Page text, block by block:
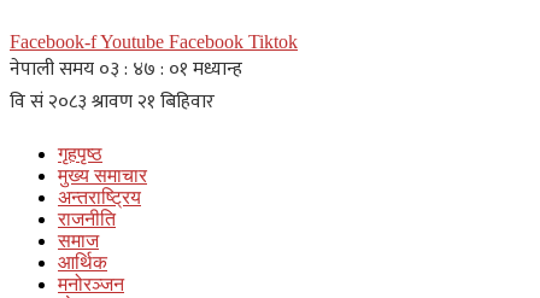
Facebook-fYoutube Facebook Tiktok
गृहपृष्ठ
मुख्य समाचार
अन्तराष्ट्रिय
राजनीति
समाज
आर्थिक
मनोरञ्जन